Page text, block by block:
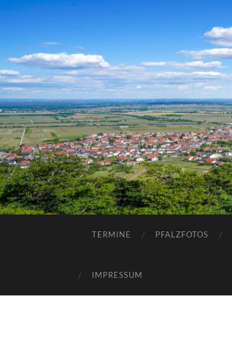
TERMINE PFALZFOTOS
IMPRESSUM